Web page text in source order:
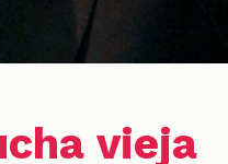
vieja